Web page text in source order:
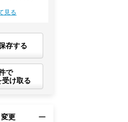
見る
存する
で
受け取る
更